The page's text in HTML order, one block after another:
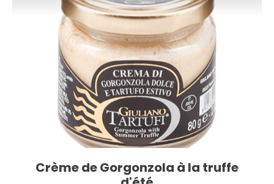
Crème de Gorgonzola à la truffe